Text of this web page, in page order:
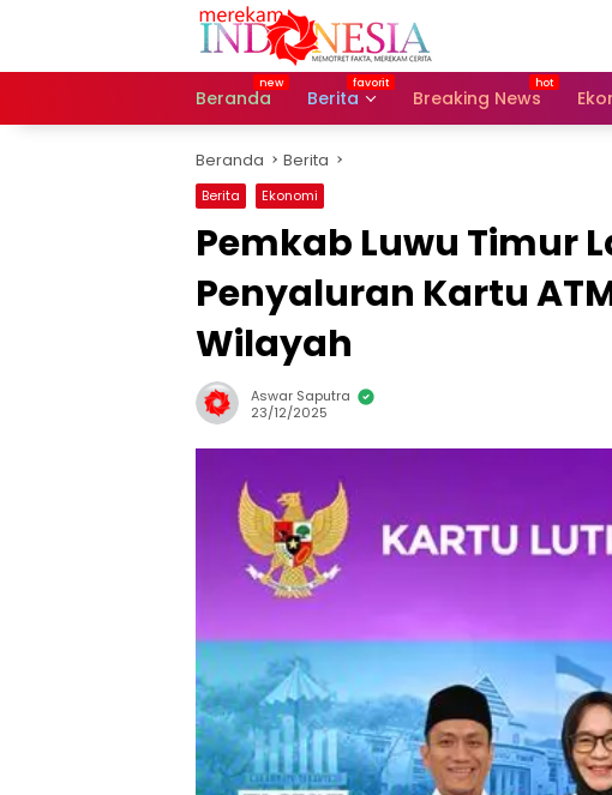
Beranda Berita Breaking News
Beranda Berita
Berita Ekonomi
Pemkab Luwu Timur
Penyaluran Kartu
Wilayah
Aswar Saputra
23/12/2025